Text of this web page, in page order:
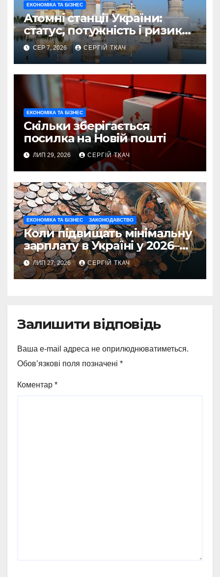
ЕКОНОМІКА ТА БІЗНЕС
Атомні станції України:
статус, потужність і ризики
2026
СЕР 7, 2026 СЕРГІЙ ТКАЧ
ЕКОНОМІКА ТА БІЗНЕС
Скільки зберігається
посилка на Новій пошті
ЛИП 29, 2026 СЕРГІЙ ТКАЧ
ЕКОНОМІКА ТА БІЗНЕС ЗАКОНОДАВСТВО
Коли підвищать мінімальну
зарплату в Україні у 2026–
2027 роках
ЛИП 27, 2026 СЕРГІЙ ТКАЧ
Залишити відповідь
Ваша e-mail адреса не оприлюднюватиметься.
Обов’язкові поля позначені *
Коментар *